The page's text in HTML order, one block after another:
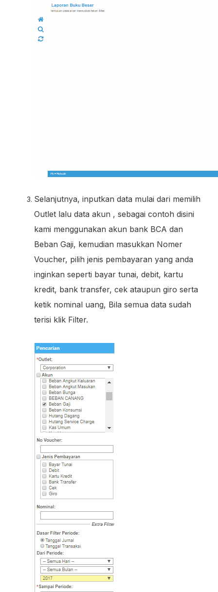
Selanjutnya, inputkan data mulai dari memilih
Outlet lalu data akun , sebagai contoh disini
kami menggunakan akun bank BCA dan
Beban Gaji, kemudian masukkan Nomer
Voucher, pilih jenis pembayaran yang anda
inginkan seperti bayar tunai, debit, kartu
kredit, bank transfer, cek ataupun giro serta
ketik nominal uang, Bila semua data sudah
terisi klik Filter.